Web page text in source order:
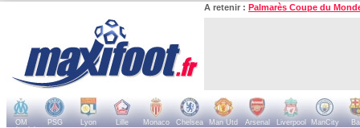
A retenir : Palmarès Coupe du
OM PSG Lyon Lille Monaco Chelsea Man Utd Arsenal Liverpool ManCity